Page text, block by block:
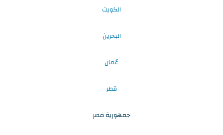
الكويت
البحرين
عُمان
قطر
جمهورية مصر